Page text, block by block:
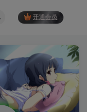
开通会员